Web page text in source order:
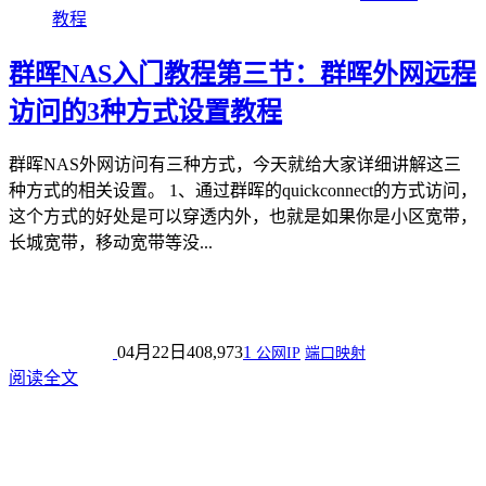
教程
群晖NAS入门教程第三节：群晖外网远程
访问的3种方式设置教程
群晖NAS外网访问有三种方式，今天就给大家详细讲解这三
种方式的相关设置。 1、通过群晖的quickconnect的方式访问，
这个方式的好处是可以穿透内外，也就是如果你是小区宽带，
长城宽带，移动宽带等没...
04月22日 408,9731 公网IP 端口映射
阅读全文